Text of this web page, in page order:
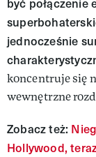
jednocześnie
koncentruje się
wewnętrzne
Zobacz też:
Hollywood,